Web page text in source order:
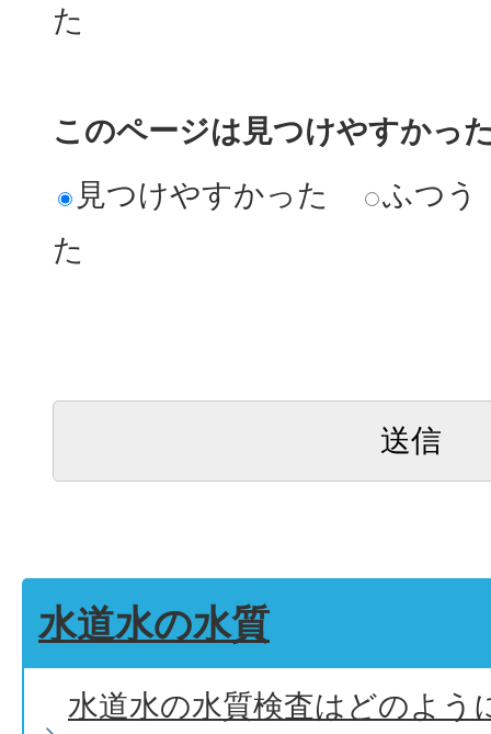
た
このページは見つけやすかっ
見つけやすかった
ふつう
た
水道水の水質
水道水の水質検査はどのよう